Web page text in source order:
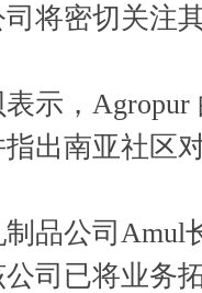
将密切关注
表示，
出南亚社区
品公司Amul
司已将业务